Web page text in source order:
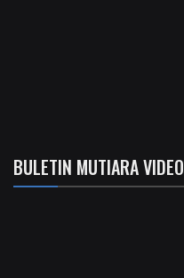
BULETIN MUTIARA VIDEO